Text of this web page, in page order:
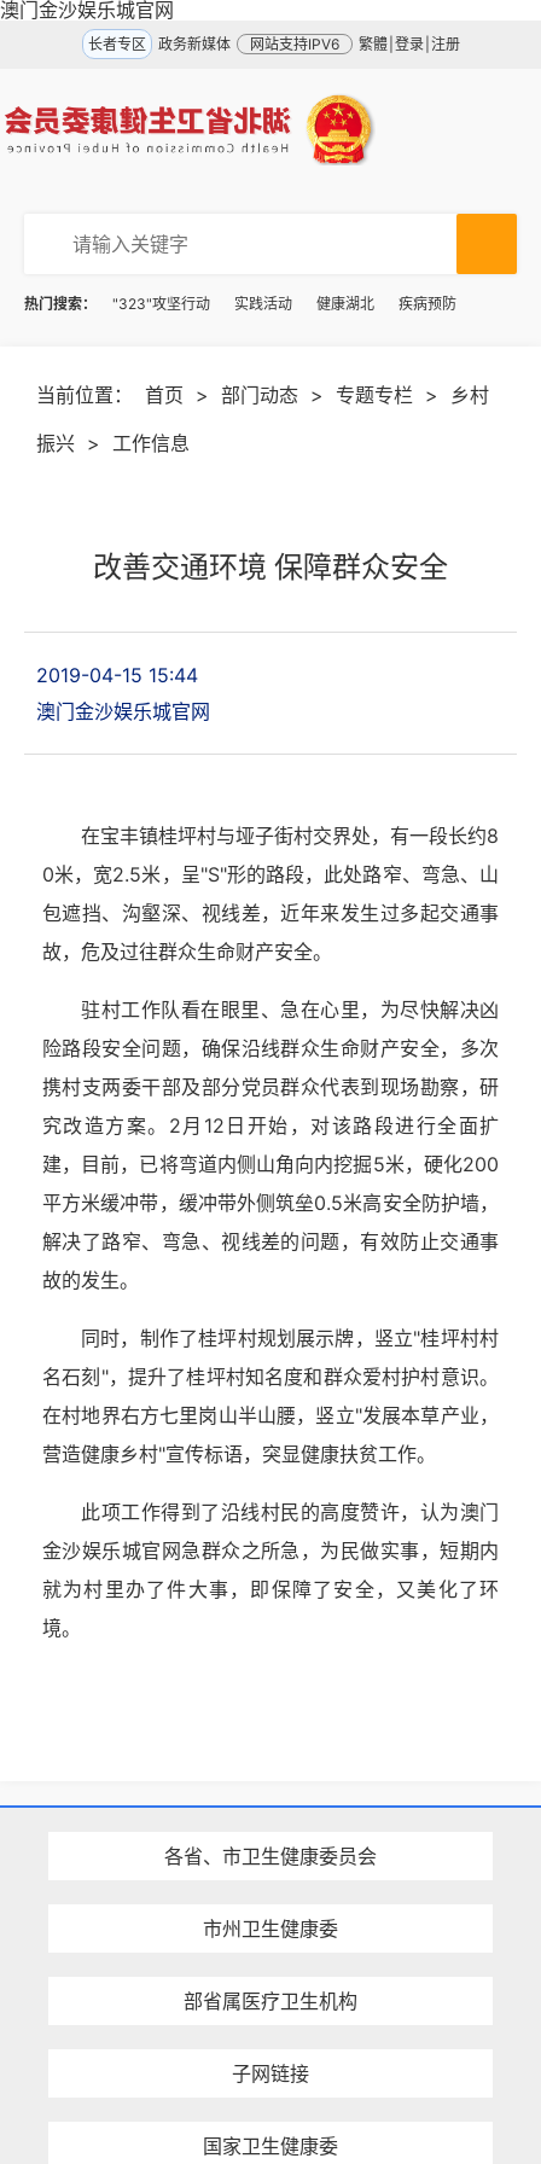
澳门金沙娱乐城官网
长者专区 政务新媒体 网站支持IPV6 繁體 登录 注册
热门搜索： "323"攻坚行动 实践活动 健康湖北 疾病预防
当前位置： 首页 > 部门动态 > 专题专栏 >
乡村
振兴 > 工作信息
改善交通环境 保障群众安全
2019-04-15 15:44
澳门金沙娱乐城官网
在宝丰镇桂坪村与垭子街村交界处，有一段长约8
0米，宽2.5米，呈"S"形的路段，此处路窄、弯急、山
包遮挡、沟壑深、视线差，近年来发生过多起交通事
故，危及过往群众生命财产安全。
驻村工作队看在眼里、急在心里，为尽快解决凶
险路段安全问题，确保沿线群众生命财产安全，多次
携村支两委干部及部分党员群众代表到现场勘察，研
究改造方案。2月12日开始，对该路段进行全面扩
建，目前，已将弯道内侧山角向内挖掘5米，硬化200
平方米缓冲带，缓冲带外侧筑垒0.5米高安全防护墙，
解决了路窄、弯急、视线差的问题，有效防止交通事
故的发生。
同时，制作了桂坪村规划展示牌，竖立"桂坪村村
名石刻"，提升了桂坪村知名度和群众爱村护村意识。
在村地界右方七里岗山半山腰，竖立"发展本草产业，
营造健康乡村"宣传标语，突显健康扶贫工作。
此项工作得到了沿线村民的高度赞许，认为澳门
金沙娱乐城官网急群众之所急，为民做实事，短期内
就为村里办了件大事，即保障了安全，又美化了环
境。
各省、市卫生健康委员会
市州卫生健康委
部省属医疗卫生机构
子网链接
国家卫生健康委